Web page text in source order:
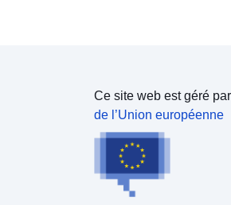
Ce site web est géré par
de l’Union européenne